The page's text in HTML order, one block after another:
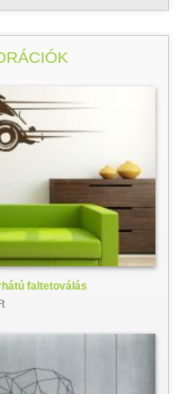
faltetoválás